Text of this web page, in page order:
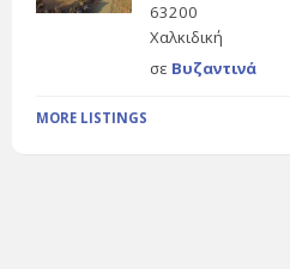
63200
Χαλκιδική
σε Βυζαντινά
MORE LISTINGS